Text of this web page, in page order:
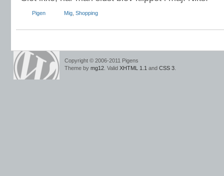
Pigen Mig Shopping
Copyright © 2006-2011 Pigens
Theme by mg12 . Valid XHTML 1.1 and CSS 3